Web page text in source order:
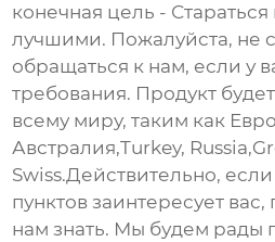
конечная цель - Стараться
лучшими. Пожалуйста, не
обращаться к нам, если у
требования. Продукт
всему миру, таким как
Австралия,Turkey,
Swiss.Действительно,
пунктов заинтересует
нам знать. Мы будем рады